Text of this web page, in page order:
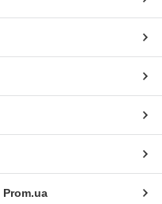
Prom.ua